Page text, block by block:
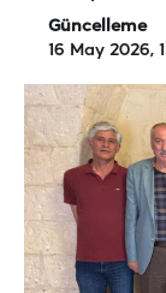
Güncelleme
16 May 2026,